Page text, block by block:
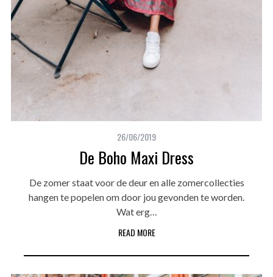
26/06/2019
De Boho Maxi Dress
De zomer staat voor de deur en alle zomercollecties
hangen te popelen om door jou gevonden te worden.
Wat erg…
READ MORE